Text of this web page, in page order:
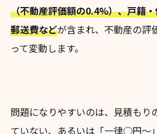
（不動産評価額の0.4%）、戸籍
郵送費などが含まれ、不動産の評
って変動します。
問題になりやすいのは、見積もり
ていない、あるいは「一律○円〜